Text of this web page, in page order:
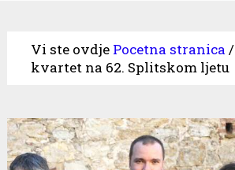
Vi ste ovdje Pocetna stranica /
kvartet na 62. Splitskom ljetu